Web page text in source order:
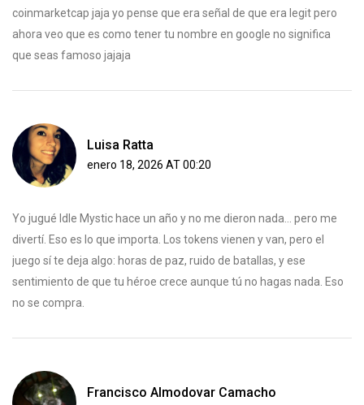
coinmarketcap jaja yo pense que era señal de que era legit pero
ahora veo que es como tener tu nombre en google no significa
que seas famoso jajaja
Luisa Ratta
enero 18, 2026 AT 00:20
Yo jugué Idle Mystic hace un año y no me dieron nada... pero me
divertí. Eso es lo que importa. Los tokens vienen y van, pero el
juego sí te deja algo: horas de paz, ruido de batallas, y ese
sentimiento de que tu héroe crece aunque tú no hagas nada. Eso
no se compra.
Francisco Almodovar Camacho